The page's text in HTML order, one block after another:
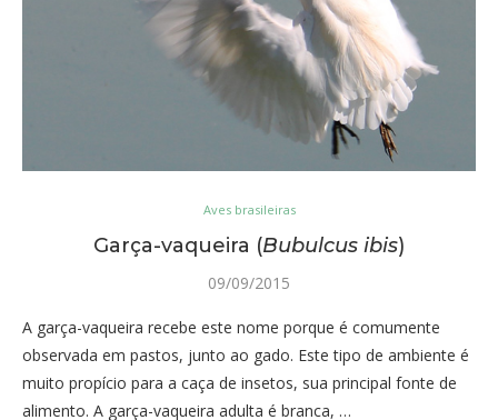
Aves brasileiras
Garça-vaqueira (Bubulcus ibis)
09/09/2015
A garça-vaqueira recebe este nome porque é comumente
observada em pastos, junto ao gado. Este tipo de ambiente é
muito propício para a caça de insetos, sua principal fonte de
alimento. A garça-vaqueira adulta é branca, …